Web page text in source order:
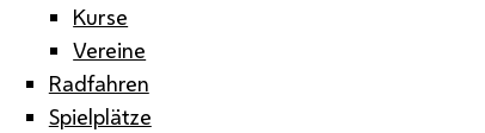
Kurse
Vereine
Radfahren
Spielplätze